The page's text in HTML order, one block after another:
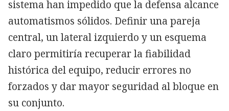
sistema han impedido que la defensa alcance
automatismos sólidos. Definir una pareja
central, un lateral izquierdo y un esquema
claro permitiría recuperar la fiabilidad
histórica del equipo, reducir errores no
forzados y dar mayor seguridad al bloque en
su conjunto.